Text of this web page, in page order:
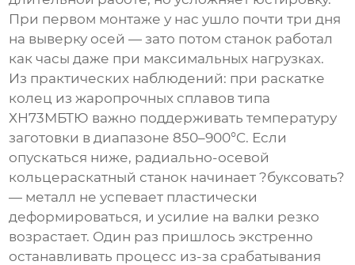
При первом монтаже у нас ушло почти три дня
на выверку осей — зато потом станок работал
как часы даже при максимальных нагрузках.
Из практических наблюдений: при раскатке
колец из жаропрочных сплавов типа
ХН73МБТЮ важно поддерживать температуру
заготовки в диапазоне 850–900°C. Если
опускаться ниже, радиально-осевой
кольцераскатный станок начинает ?буксовать?
— металл не успевает пластически
деформироваться, и усилие на валки резко
возрастает. Один раз пришлось экстренно
останавливать процесс из-за срабатывания